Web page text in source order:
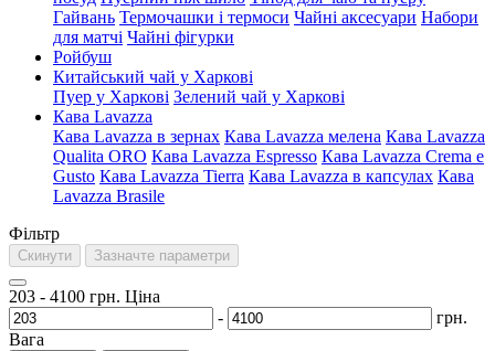
Гайвань Термочашки і термоси Чайні аксесуари Набори
для матчі Чайні фігурки
Ройбуш
Китайський чай у Харкові
Пуер у Харкові Зелений чай у Харкові
Кава Lavazza
Кава Lavazza в зернах Кава Lavazza мелена Кава Lavazza
Qualita ORO Кава Lavazza Espresso Кава Lavazza Crema e
Gusto Кава Lavazza Tierra Кава Lavazza в капсулах Кава
Lavazza Brasile
Фільтр
Скинути Зазначте параметри
203 - 4100 грн. Ціна
-
грн.
Вага